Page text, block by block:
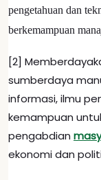
pengetahuan dan
berkemampuan
[2]
sumberdaya
informasi, ilmu
kemampuan
pengabdian
ekonomi dan